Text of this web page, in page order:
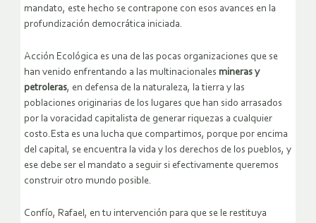
mandato, este hecho se contrapone con esos avances en la
profundización democrática iniciada.
Acción Ecológica es una de las pocas organizaciones que se
han venido enfrentando a las multinacionales mineras y
petroleras, en defensa de la naturaleza, la tierra y las
poblaciones originarias de los lugares que han sido arrasados
por la voracidad capitalista de generar riquezas a cualquier
costo.Esta es una lucha que compartimos, porque por encima
del capital, se encuentra la vida y los derechos de los pueblos, y
ese debe ser el mandato a seguir si efectivamente queremos
construir otro mundo posible.
Confío, Rafael, en tu intervención para que se le restituya